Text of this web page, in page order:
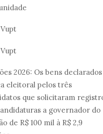
2026: Os bens
eleitoral pelos três
que solicitaram
a governador do
de R$ 100 mil à R$ 2,9